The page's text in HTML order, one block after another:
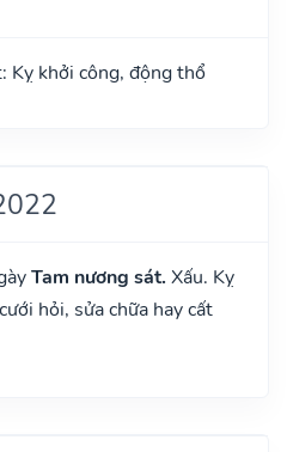
Kỵ khởi công, động thổ
Tam nương sát. Xấu. Kỵ
hỏi, sửa chữa hay cất